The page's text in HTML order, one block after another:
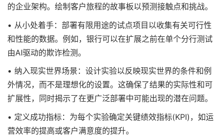
的企业架构。绘制客户旅程的故事板以预测接触点和挑战。
• 从小处着手：部署有限用途的试点项目以收集有关可行性
和性能的数据。例如，银行可以在扩展之前在单个分行测试
由AI驱动的欺诈检测。
• 纳入现实世界场景：设计实验以反映现实世界的条件和例
外情况，而不是理想化的设置。这确保了结果的实际性和可
扩展性，同时揭示了在更广泛部署中可能出现的潜在问题。
• 定义成功指标：为每个实验确定关键绩效指标(KPI)，如运
营效率的提高或客户满意度的提升。